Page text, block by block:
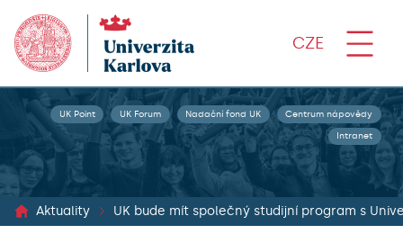
CZE
UK Point UK Forum Nadační fond UK Centrum nápovědy
Intranet
Aktuality UK bude mít společný studijní program s